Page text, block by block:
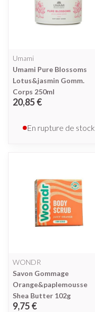
Umami
Umami Pure Blossoms
Lotus&jasmin Gomm.
Corps 250ml
20,85 €
En rupture de stock
WONDR
Savon Gommage
Orange&paplemousse
Shea Butter 102g
9,75 €